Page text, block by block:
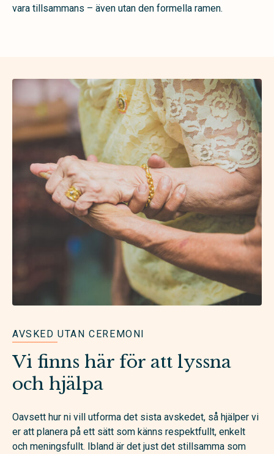
vara tillsammans – även utan den formella ramen.
AVSKED UTAN CEREMONI
Vi finns här för att lyssna
och hjälpa
Oavsett hur ni vill utforma det sista avskedet, så hjälper vi
er att planera på ett sätt som känns respektfullt, enkelt
och meningsfullt. Ibland är det just det stillsamma som